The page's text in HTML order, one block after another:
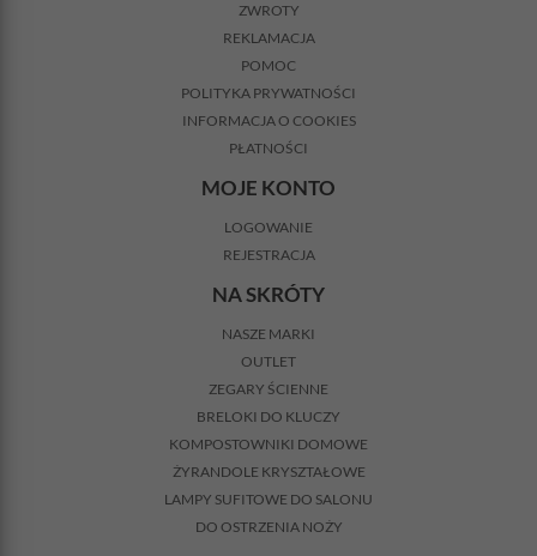
ZWROTY
REKLAMACJA
POMOC
POLITYKA PRYWATNOŚCI
INFORMACJA O COOKIES
PŁATNOŚCI
MOJE KONTO
LOGOWANIE
REJESTRACJA
NA SKRÓTY
NASZE MARKI
OUTLET
ZEGARY ŚCIENNE
BRELOKI DO KLUCZY
KOMPOSTOWNIKI DOMOWE
ŻYRANDOLE KRYSZTAŁOWE
LAMPY SUFITOWE DO SALONU
DO OSTRZENIA NOŻY